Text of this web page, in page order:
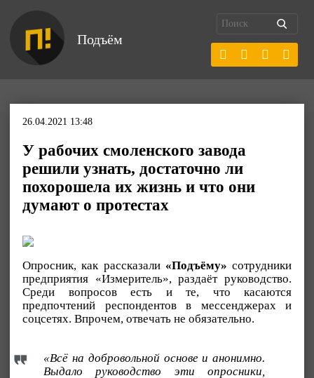
Подъём
26.04.2021 13:48
У рабочих смоленского завода
решили узнать, достаточно ли
похорошела их жизнь и что они
думают о протестах
Опросник, как рассказали «Подъёму» сотрудники
предприятия «Измеритель», раздаёт руководство.
Среди вопросов есть и те, что касаются
предпочтений респондентов в мессенджерах и
соцсетях. Впрочем, отвечать не обязательно.
«Всё на добровольной основе и анонимно.
Выдало руководство эти опросники,